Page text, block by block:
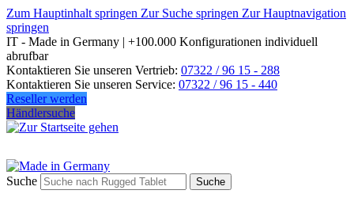
Zum Hauptinhalt springen Zur Suche springen Zur Hauptnavigation
springen
IT - Made in Germany | +100.000 Konfigurationen individuell
abrufbar
Kontaktieren Sie unseren Vertrieb: 07322 / 96 15 - 288
Kontaktieren Sie unseren Service: 07322 / 96 15 - 440
Reseller werden
Händlersuche
Suche Suche